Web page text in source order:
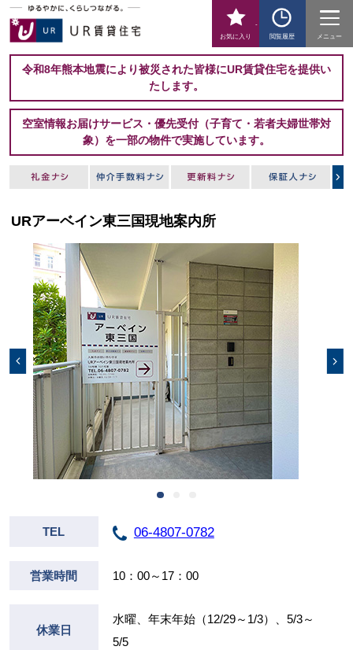
お気に入り
-
閲覧履歴
メニュー
令和8年熊本地震により被災された皆様にUR賃貸住宅を提供い
たします。
空室情報お届けサービス・優先受付（子育て・若者夫婦世帯対
象）を一部の物件で実施しています。
URアーベイン東三国現地案内所
TEL 06-4807-0782
営業時間 10：00～17：00
休業日
水曜、年末年始（12/29～1/3）、5/3～
5/5